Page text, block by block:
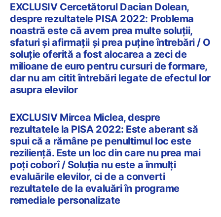
EXCLUSIV Cercetătorul Dacian Dolean,
despre rezultatele PISA 2022: Problema
noastră este că avem prea multe soluții,
sfaturi și afirmații și prea puține întrebări / O
soluție oferită a fost alocarea a zeci de
milioane de euro pentru cursuri de formare,
dar nu am citit întrebări legate de efectul lor
asupra elevilor
EXCLUSIV Mircea Miclea, despre
rezultatele la PISA 2022: Este aberant să
spui că a rămâne pe penultimul loc este
reziliență. Este un loc din care nu prea mai
poți coborî / Soluția nu este a înmulți
evaluările elevilor, ci de a converti
rezultatele de la evaluări în programe
remediale personalizate